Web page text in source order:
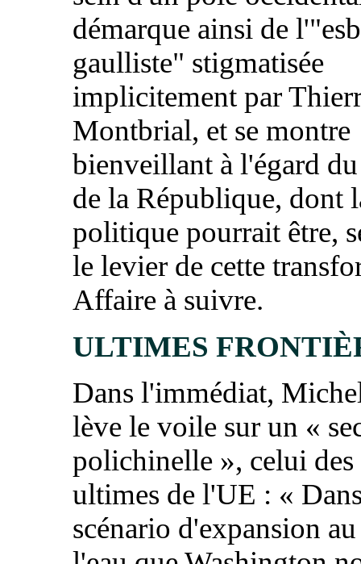
démarque ainsi de
gaulliste" stigmatisée
implicitement par
Montbrial, et se montre
bienveillant à l'égard
de la République, dont
politique pourrait être,
le levier de cette
Affaire à suivre.
ULTIMES
Dans l'immédiat,
lève le voile sur un «
polichinelle », celui
ultimes de l'UE : «
scénario d'expansion